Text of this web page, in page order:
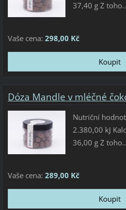
37,40 g Z
Vaše cena: 298,00 Kč
Dóza Mandle v mléčné
Nutriční
2.380,00 kJ
36,00 g Z
Vaše cena: 289,00 Kč